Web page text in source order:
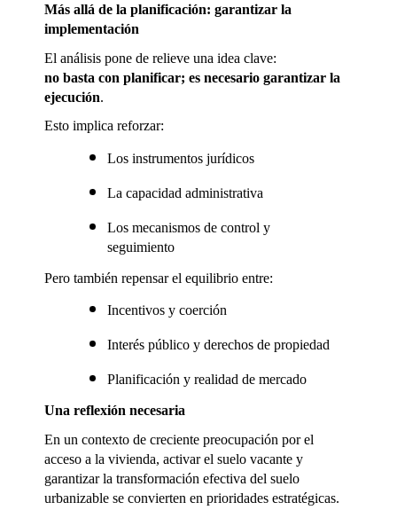
Más allá de la planificación: garantizar la
implementación
El análisis pone de relieve una idea clave:
no basta con planificar; es necesario garantizar la
ejecución.
Esto implica reforzar:
Los instrumentos jurídicos
La capacidad administrativa
Los mecanismos de control y
seguimiento
Pero también repensar el equilibrio entre:
Incentivos y coerción
Interés público y derechos de propiedad
Planificación y realidad de mercado
Una reflexión necesaria
En un contexto de creciente preocupación por el
acceso a la vivienda, activar el suelo vacante y
garantizar la transformación efectiva del suelo
urbanizable se convierten en prioridades estratégicas.